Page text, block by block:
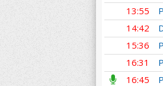
13:55
14:42
15:36
16:31
16:45